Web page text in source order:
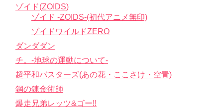
ゾイド(ZOIDS)
ゾイド -ZOIDS-(初代アニメ無印)
ゾイドワイルドZERO
ダンダダン
チ。-地球の運動について-
超平和バスターズ(あの花・ここさけ・空青)
鋼の錬金術師
爆走兄弟レッツ&ゴー!!